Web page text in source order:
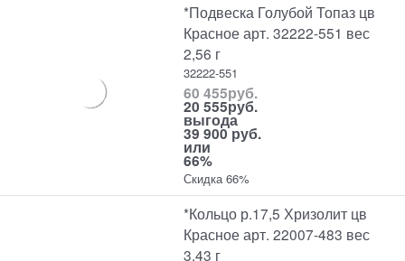
*Подвеска Голубой Топаз цв
Красное арт. 32222-551 вес
2,56 г
32222-551
60 455руб.
20 555руб.
выгода
39 900 руб.
или
66%
Скидка 66%
*Кольцо р.17,5 Хризолит цв
Красное арт. 22007-483 вес
3,43 г